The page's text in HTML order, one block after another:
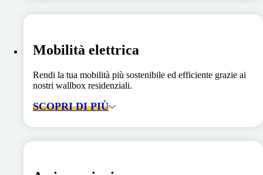
Mobilità elettrica
Rendi la tua mobilità più sostenibile ed efficiente grazie ai
nostri wallbox residenziali.
SCOPRI DI PIÙ